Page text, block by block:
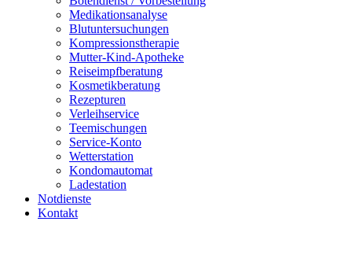
Medikationsanalyse
Blutuntersuchungen
Kompressionstherapie
Mutter-Kind-Apotheke
Reiseimpfberatung
Kosmetikberatung
Rezepturen
Verleihservice
Teemischungen
Service-Konto
Wetterstation
Kondomautomat
Ladestation
Notdienste
Kontakt